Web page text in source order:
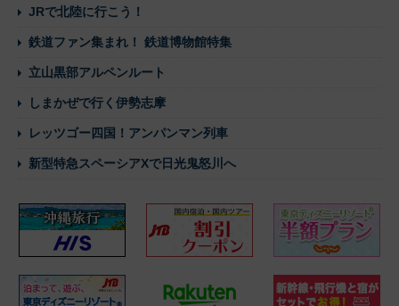
JRで北陸に行こう！
鉄道ファン集まれ！ 鉄道博物館特集
立山黒部アルペンルート
しまかぜで行く伊勢志摩
レッツゴー四国！アンパンマン列車
新型特急スペーシアXで日光鬼怒川へ